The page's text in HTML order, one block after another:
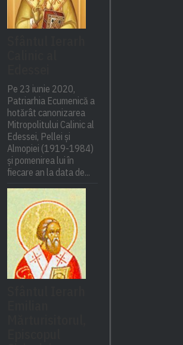
Pe 23 iunie 2020,
Patriarhia Ecumenică a
hotărât canonizarea
Mitropolitului Calinic al
Edessei, Pellei și
Almopiei (1919-1984)
și pomenirea lui în
fiecare an la data de...